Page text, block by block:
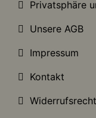
Privatsphäre
Unsere AGB
Impressum
Kontakt